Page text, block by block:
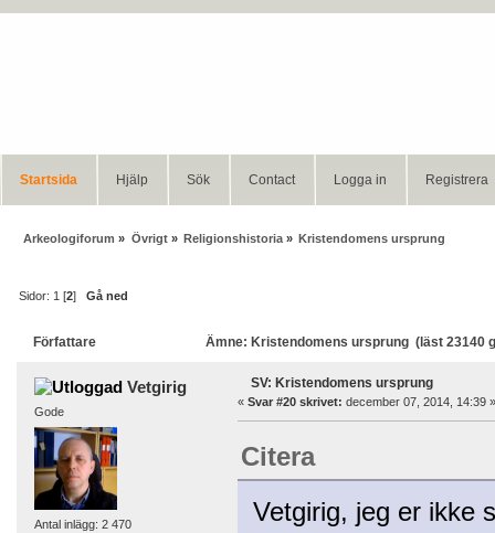
Startsida Hjälp Sök Contact Logga in Registrera
Arkeologiforum » Övrigt» Religionshistoria» Kristendomens ursprung
Sidor: 1 [2]Gå ned
Författare Ämne: Kristendomens ursprung (läst 23140
Vetgirig
Gode
Antal inlägg: 2 470
SV: Kristendomens ursprung
« Svar #20 skrivet: december 07, 2014, 14:39 »
Citera
Vetgirig, jeg er ikke